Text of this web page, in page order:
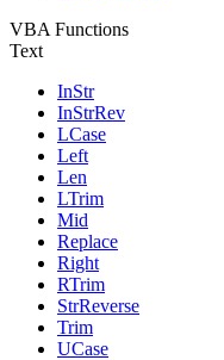
VBA Functions
Text
InStr
InStrRev
LCase
Left
Len
LTrim
Mid
Replace
Right
RTrim
StrReverse
Trim
UCase